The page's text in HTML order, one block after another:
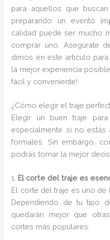
para aquellos que
preparando un evento
calidad puede ser mucho
comprar uno. Asegúrate
dimos en este artículo
la mejor experiencia
fácil y conveniente!
¿Cómo elegir el traje
Elegir un buen traje
especialmente si no estás
formales. Sin embargo,
podrás tomar la mejor
1. El corte del traje es
El corte del traje es uno de
Dependiendo de tu tipo
quedarán mejor que
cortes más populares: